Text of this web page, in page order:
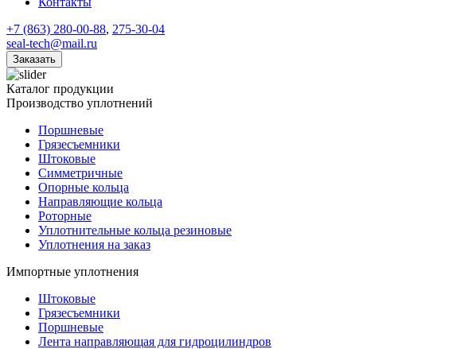
+7 (863) 280-00-88, 275-30-04
seal-tech@mail.ru
Заказать
Каталог продукции
Производство уплотнений
Поршневые
Грязесъемники
Штоковые
Симметричные
Опорные кольца
Направляющие кольца
Роторные
Уплотнительные кольца резиновые
Уплотнения на заказ
Импортные уплотнения
Штоковые
Грязесъемники
Поршневые
Лента направляющая для гидроцилиндров